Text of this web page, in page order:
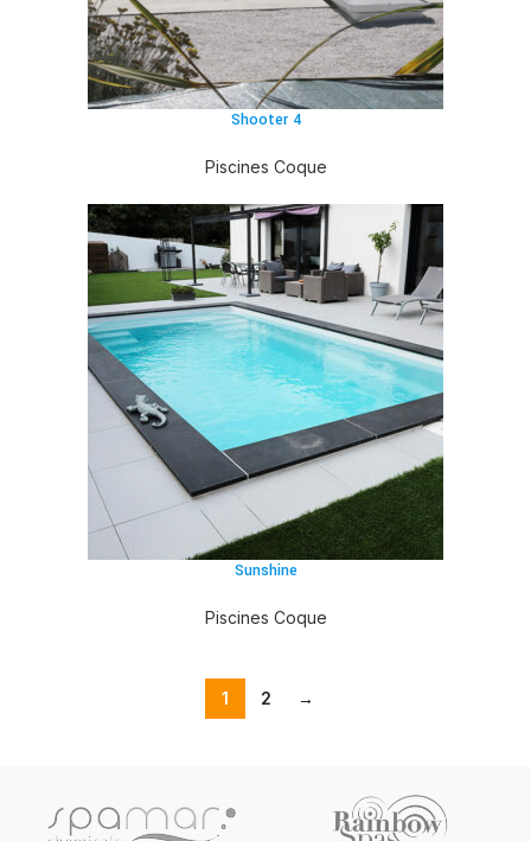
Shooter 4
Piscines Coque
Sunshine
Piscines Coque
1 2 →